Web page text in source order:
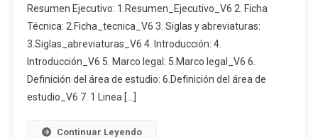
Y
PRODUCCIÓN
DEL
ÁREA
DENOMINADA
INTRACAMPOS
AMBIENTAL
PARA
LA
FASE
DE
EXPLORACIÓN
Resumen Ejecutivo: 1.Resumen_Ejecutivo_V6 2. Ficha
Técnica: 2.Ficha_tecnica_V6 3. Siglas y abreviaturas:
3.Siglas_abreviaturas_V6 4. Introducción: 4.
Introducción_V6 5. Marco legal: 5.Marco legal_V6 6.
Definición del área de estudio: 6.Definición del área de
estudio_V6 7. 1 Linea […]
Continuar Leyendo